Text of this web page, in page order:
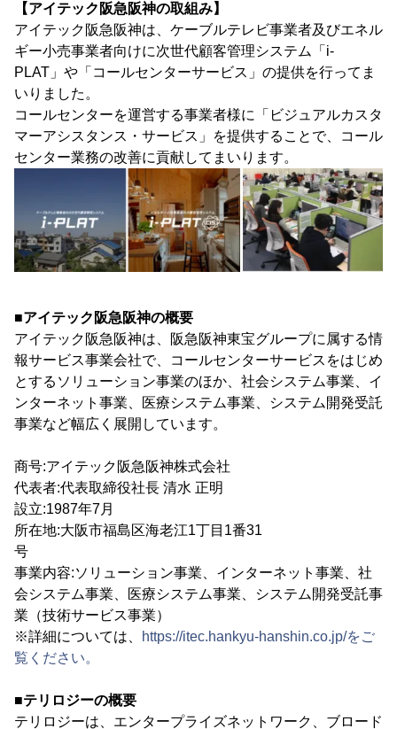
【アイテック阪急阪神の取組み】
アイテック阪急阪神は、ケーブルテレビ事業者及びエネル
ギー小売事業者向けに次世代顧客管理システム「i-
PLAT」や「コールセンターサービス」の提供を行ってま
いりました。
コールセンターを運営する事業者様に「ビジュアルカスタ
マーアシスタンス・サービス」を提供することで、コール
センター業務の改善に貢献してまいります。
■アイテック阪急阪神の概要
アイテック阪急阪神は、阪急阪神東宝グループに属する情
報サービス事業会社で、コールセンターサービスをはじめ
とするソリューション事業のほか、社会システム事業、イ
ンターネット事業、医療システム事業、システム開発受託
事業など幅広く展開しています。
商号:アイテック阪急阪神株式会社
代表者:代表取締役社長 清水 正明
設立:1987年7月
所在地:大阪市福島区海老江1丁目1番31
号
事業内容:ソリューション事業、インターネット事業、社
会システム事業、医療システム事業、システム開発受託事
業（技術サービス事業）
※詳細については、
https://itec.hankyu-hanshin.co.jp/をご
覧ください。
■テリロジーの概要
テリロジーは、エンタープライズネットワーク、ブロード